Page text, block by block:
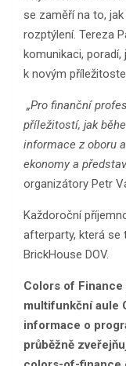
se zaměří na to,
rozptýlení. Tereza
komunikaci,
k novým
„Pro finanční
příležitostí, jak
informace z oboru
ekonomy a
organizátory Petr
Každoroční
afterparty, která se
BrickHouse DOV.
Colors of
multifunkční aule
informace o
průběžně